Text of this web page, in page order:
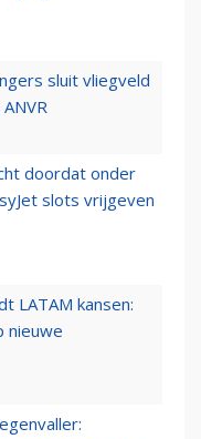
sluit vliegveld
doordat onder
slots vrijgeven
LATAM kansen:
nieuwe